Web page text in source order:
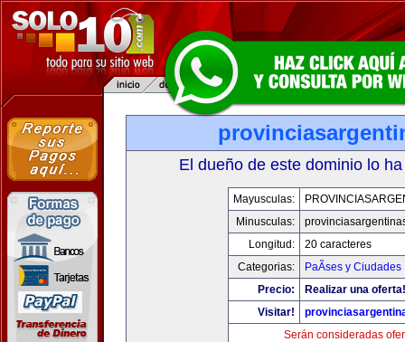
El dueño de este dominio lo
Mayusculas:
Minusculas:
Longitud:
20 caracteres
Categorias:
PaÃ­ses y Ciudades
Precio:
Realizar una oferta!
Visitar!
Serán consideradas